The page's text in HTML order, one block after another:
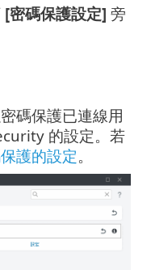
[密碼保護設定] 旁
碼保護已連線用
的設定。若
護的設定。